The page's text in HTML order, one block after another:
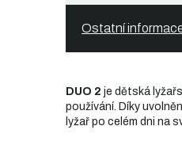
Ostatní
DUO 2 je dětská
používání. Díky
lyžař po celém dni na